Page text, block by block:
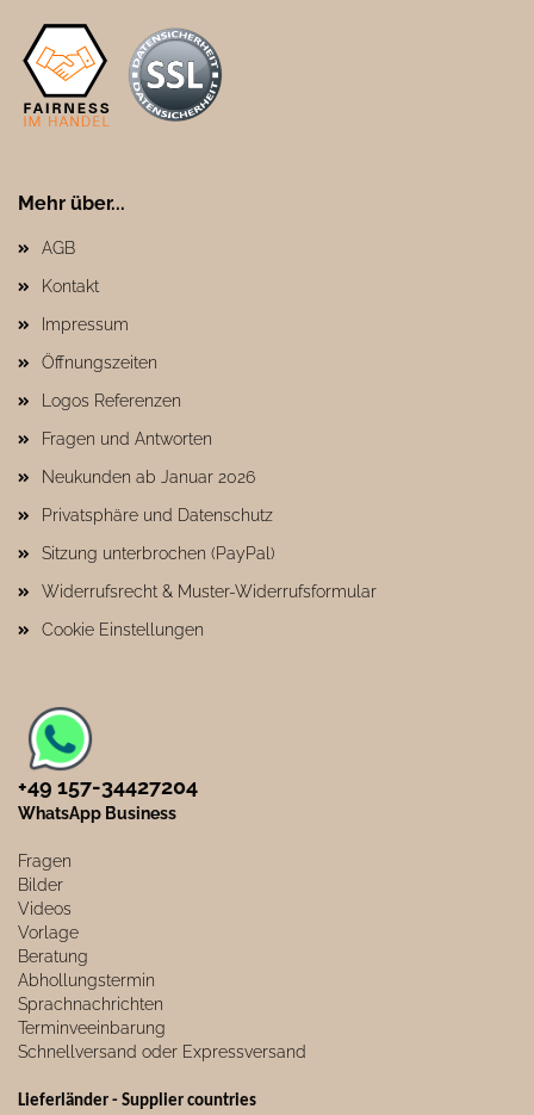
Mehr über...
AGB
Kontakt
Impressum
Öffnungszeiten
Logos Referenzen
Fragen und Antworten
Neukunden ab Januar 2026
Privatsphäre und Datenschutz
Sitzung unterbrochen (PayPal)
Widerrufsrecht & Muster-Widerrufsformular
Cookie Einstellungen
+49 157-34427204​
WhatsApp Business
Fragen
Bilder
Videos
Vorlage
Beratung
Abhollungstermin
Sprachnachrichten
Terminveeinbarung
Schnellversand oder Expressversand
Lieferländer - Supplier countries